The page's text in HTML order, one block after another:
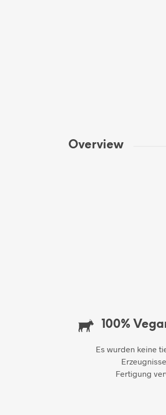
Overview
100%
Es wurden keine
Fertigung